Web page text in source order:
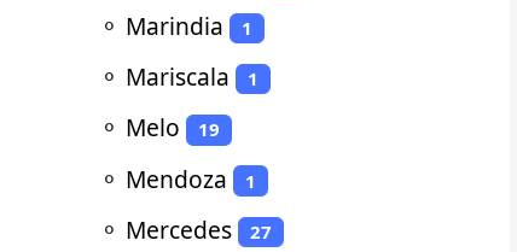
⚬ Marindia 1
⚬ Mariscala 1
⚬ Melo 19
⚬ Mendoza 1
⚬ Mercedes 27